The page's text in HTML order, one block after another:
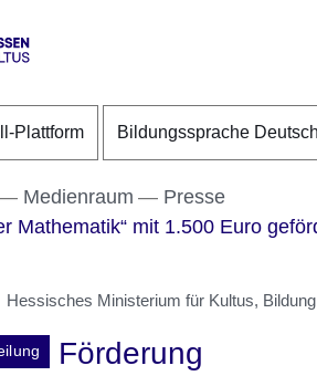
zum Kopf der Seite
zum Inhalt
zum Fuß der Seite
Plattform Bildungssprache Deutsch
Medienraum
Presse
Mathematik“ mit 1.500 Euro
Hessisches Ministerium für Kultus,
Förderung